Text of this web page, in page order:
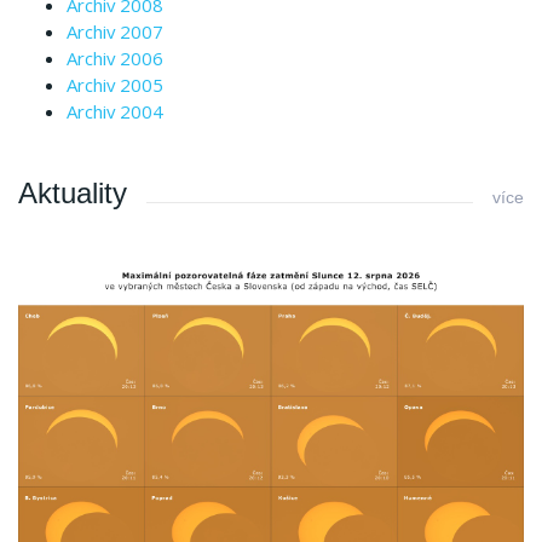
Archiv 2007
Archiv 2006
Archiv 2005
Archiv 2004
Aktuality více